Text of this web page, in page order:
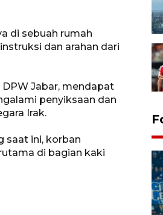
di sebuah rumah
dan arahan dari
Jabar, mendapat
penyiksaan dan
Irak.
saat ini, korban
di bagian kaki